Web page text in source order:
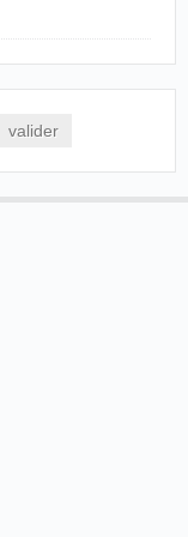
en 1902 pour
dispose d'un
de très fortes
bien de Léon
première lettre